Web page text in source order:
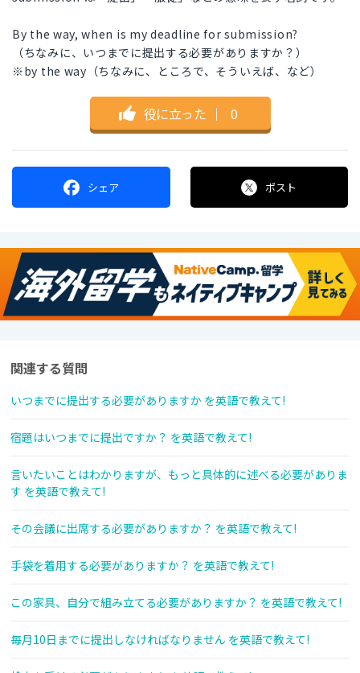
By the way, when is my deadline for submission?
（ちなみに、いつまでに提出する必要がありますか？）
※by the way（ちなみに、ところで、そういえば、など）
役に立った ｜ 0
シェア ポスト
関連する質問
いつまでに提出する必要がありますか を英語で教えて!
宿題はいつまでに提出ですか？ を英語で教えて!
言いたいことはわかりますが、もっと具体的に述べる必要がありま
す を英語で教えて!
その会議に出席する必要がありますか？ を英語で教えて!
手袋を着用する必要がありますか？ を英語で教えて!
この家具、自分で組み立てる必要がありますか？ を英語で教えて!
毎月10日までに提出しなければなりません を英語で教えて!